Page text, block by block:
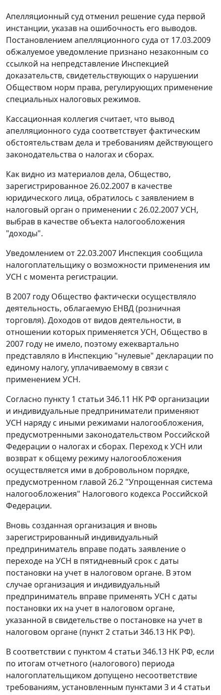
Апелляционный суд отменил решение суда первой
инстанции, указав на ошибочность его выводов.
Постановлением апелляционного суда от 17.03.2009
обжалуемое уведомление признано незаконным со
ссылкой на непредставление Инспекцией
доказательств, свидетельствующих о нарушении
Обществом норм права, регулирующих применение
специальных налоговых режимов.
Кассационная коллегия считает, что вывод
апелляционного суда соответствует фактическим
обстоятельствам дела и требованиям действующего
законодательства о налогах и сборах.
Как видно из материалов дела, Общество,
зарегистрированное 26.02.2007 в качестве
юридического лица, обратилось с заявлением в
налоговый орган о применении с 26.02.2007 УСН,
выбрав в качестве объекта налогообложения
"доходы".
Уведомлением от 22.03.2007 Инспекция сообщила
налогоплательщику о возможности применения им
УСН с момента регистрации.
В 2007 году Общество фактически осуществляло
деятельность, облагаемую ЕНВД (розничная
торговля). Доходов от видов деятельности, в
отношении которых применяется УСН, Общество в
2007 году не имело, поэтому ежеквартально
представляло в Инспекцию "нулевые" декларации по
единому налогу, уплачиваемому в связи с
применением УСН.
Согласно пункту 1 статьи 346.11 НК РФ организации
и индивидуальные предприниматели применяют
УСН наряду с иными режимами налогообложения,
предусмотренными законодательством Российской
Федерации о налогах и сборах. Переход к УСН или
возврат к общему режиму налогообложения
осуществляется ими в добровольном порядке,
предусмотренном главой 26.2 "Упрощенная система
налогообложения" Налогового кодекса Российской
Федерации.
Вновь созданная организация и вновь
зарегистрированный индивидуальный
предприниматель вправе подать заявление о
переходе на УСН в пятидневный срок с даты
постановки на учет в налоговом органе. В этом
случае организация и индивидуальный
предприниматель вправе применять УСН с даты
постановки их на учет в налоговом органе,
указанной в свидетельстве о постановке на учет в
налоговом органе (пункт 2 статьи 346.13 НК РФ).
В соответствии с пунктом 4 статьи 346.13 НК РФ, если
по итогам отчетного (налогового) периода
налогоплательщиком допущено несоответствие
требованиям, установленным пунктами 3 и 4 статьи